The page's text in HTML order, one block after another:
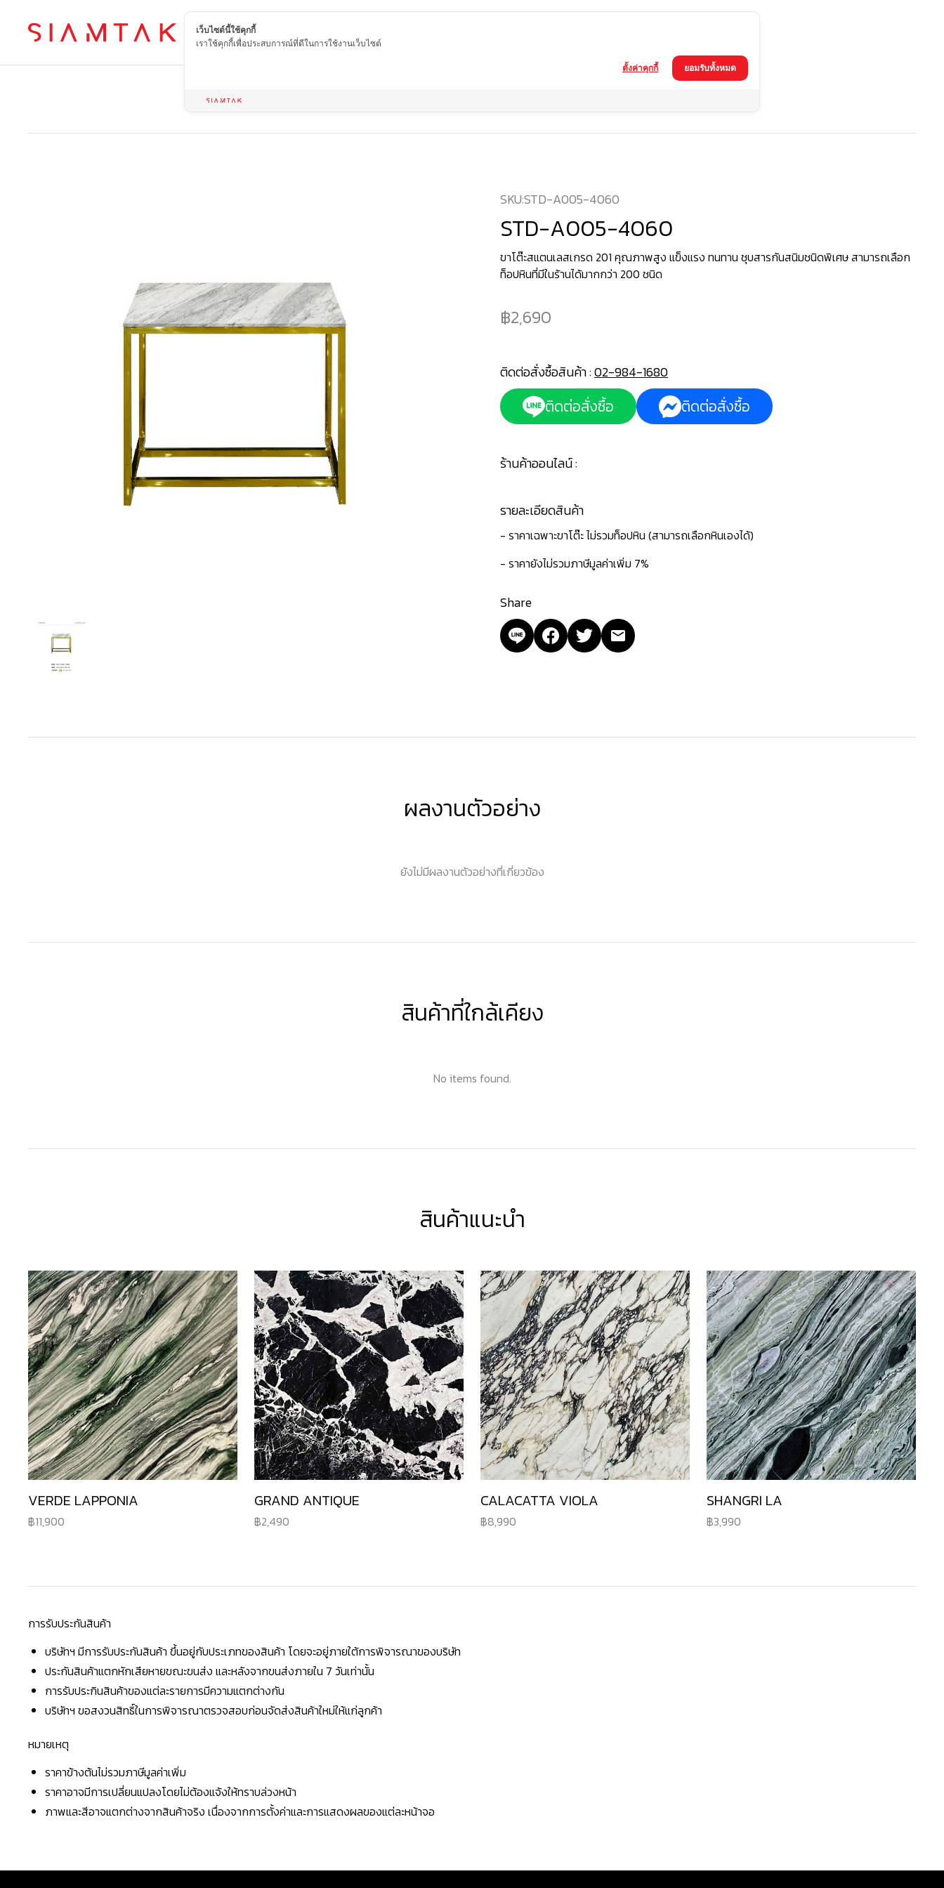
TH
SKU:STD-A005-4060
STD-A005-4060
ขาโต๊ะสแตนเลสเกรด 201 คุณภาพสูง แข็งแรง ทนทาน ชุบสารกันสนิมชนิดพิเศษ สามารถเลือก
ท็อปหินที่มีในร้านได้มากกว่า 200 ชนิด
2,690
ติดต่อสั่งซื้อสินค้า :02-984-1680
ติดต่อสั่งซื้อ ติดต่อสั่งซื้อ
ร้านค้าออนไลน์ :
รายละเอียดสินค้า
- ราคาเฉพาะขาโต๊ะ ไม่รวมท็อปหิน (สามารถเลือกหินเองได้)
- ราคายังไม่รวมภาษีมูลค่าเพิ่ม 7%
Share
ผลงานตัวอย่าง
ยังไม่มีผลงานตัวอย่างที่เกี่ยวข้อง
สินค้าที่ใกล้เคียง
No items found.
สินค้าแนะนำ
VERDE LAPPONIA
11,900
GRAND ANTIQUE
2,490
CALACATTA VIOLA
8,990
SHANGRI LA
3,990
การรับประกันสินค้า
บริษัทฯ มีการรับประกันสินค้า ขึ้นอยู่กับประเภทของสินค้า โดยจะอยู่ภายใต้การพิจารณาของบริษัท
ประกันสินค้าแตกหักเสียหายขณะขนส่ง และหลังจากขนส่งภายใน 7 วันเท่านั้น
การรับประกินสินค้าของแต่ละรายการมีความแตกต่างกัน
บริษัทฯ ขอสงวนสิทธิ์ในการพิจารณาตรวจสอบก่อนจัดส่งสินค้าใหม่ให้แก่ลูกค้า
หมายเหตุ
ราคาข้างต้นไม่รวมภาษีมูลค่าเพิ่ม
ราคาอาจมีการเปลี่ยนแปลงโดยไม่ต้องแจ้งให้ทราบล่วงหน้า
ภาพและสีอาจแตกต่างจากสินค้าจริง เนื่องจากการตั้งค่าและการแสดงผลของแต่ละหน้าจอ
เว็บไซต์นี้ใช้คุกกี้
เราใช้คุกกี้เพื่อประสบการณ์ที่ดีในการใช้งานเว็บไซต์
ยอมรับทั้งหมด
ตั้งค่าคุกกี้